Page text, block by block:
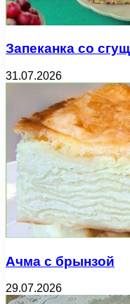
Запеканка со
31.07.2026
Ачма с брынзой
29.07.2026